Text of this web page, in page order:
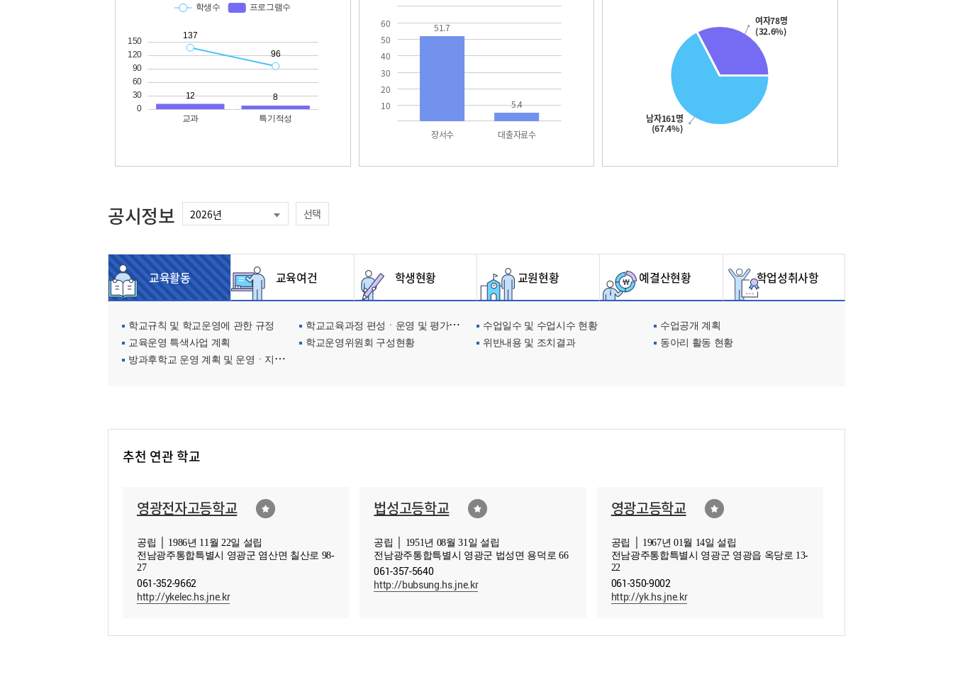
10
20
30
40
50
60
장서수 대출자료수
51.7
5.4
남자161명
(67.4%)
여자78명
(32.6%)
공시정보 선택
교육활동 교육여건 학생현황 교원현황 예결산현황 학업성취사항
학교규칙 및 학교운영에 관한 규정 학교교육과정 편성ㆍ운영 및 평가에 관한 사항 수업일수 및 수업시수 현황
수업공개 계획
교육운영 특색사업 계획
학교운영위원회 구성현황 위반내용 및 조치결과
동아리 활동 현황
방과후학교 운영 계획 및 운영ㆍ지원현황
추천 연관 학교
영광전자고등학교
공립 │ 1986년 11월 22일 설립
전남광주통합특별시 영광군 염산면 칠산로 98-
27
061-352-9662
http://ykelec.hs.jne.kr
법성고등학교
공립 │ 1951년 08월 31일 설립
전남광주통합특별시 영광군 법성면 용덕로 66
061-357-5640
http://bubsung.hs.jne.kr
영광고등학교
공립 │ 1967년 01월 14일 설립
전남광주통합특별시 영광군 영광읍 옥당로 13-
22
061-350-9002
http://yk.hs.jne.kr